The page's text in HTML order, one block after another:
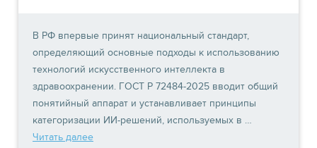
В РФ впервые принят национальный стандарт,
определяющий основные подходы к использованию
технологий искусственного интеллекта в
здравоохранении. ГОСТ Р 72484-2025 вводит общий
понятийный аппарат и устанавливает принципы
категоризации ИИ-решений, используемых в …
Читать далее